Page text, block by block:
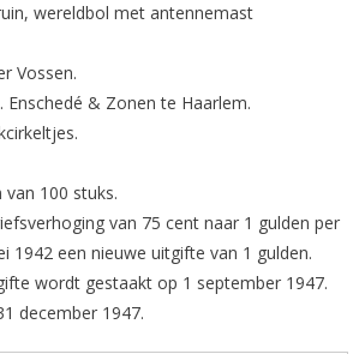
wereldbol met antennemast
Vossen.
Enschedé & Zonen te Haarlem.
van 100 stuks.
van 75 cent naar 1 gulden per
1942 een nieuwe uitgifte van 1 gulden.
wordt gestaakt op 1 september 1947.
december 1947.